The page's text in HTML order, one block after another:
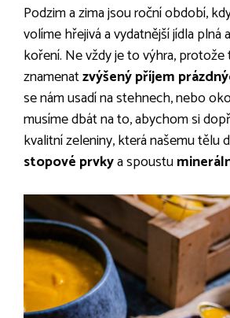
Podzim a zima jsou roční období,
volíme hřejivá a vydatnější jídla plná
koření. Ne vždy je to výhra,
znamenatzvýšený příjem
se nám usadí na stehnech, nebo
musíme dbát na to, abychom si
kvalitní zeleniny, která našemu tělu
stopové prvkya spoustu